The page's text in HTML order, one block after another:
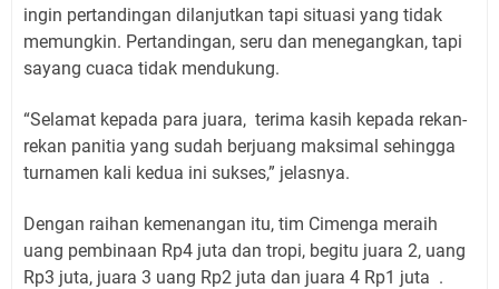
ingin pertandingan dilanjutkan tapi situasi yang tidak
memungkin. Pertandingan, seru dan menegangkan, tapi
sayang cuaca tidak mendukung.
“Selamat kepada para juara, terima kasih kepada rekan-
rekan panitia yang sudah berjuang maksimal sehingga
turnamen kali kedua ini sukses,” jelasnya.
Dengan raihan kemenangan itu, tim Cimenga meraih
uang pembinaan Rp4 juta dan tropi, begitu juara 2, uang
Rp3 juta, juara 3 uang Rp2 juta dan juara 4 Rp1 juta .